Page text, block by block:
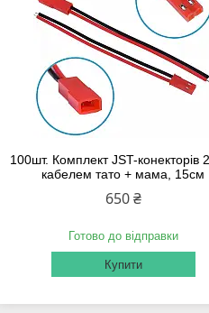
100шт. Комплект JST-конекторів
кабелем тато + мама, 15см
650 ₴
Готово до відправки
Купити